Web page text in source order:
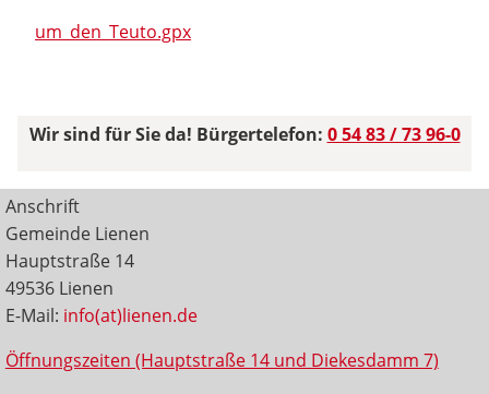
um_den_Teuto.gpx
Wir sind für Sie da! Bürgertelefon: 0 54 83 / 73 96-0
Anschrift
Gemeinde Lienen
Hauptstraße 14
49536 Lienen
E-Mail: info(at)lienen.de
Öffnungszeiten (Hauptstraße 14 und Diekesdamm 7)